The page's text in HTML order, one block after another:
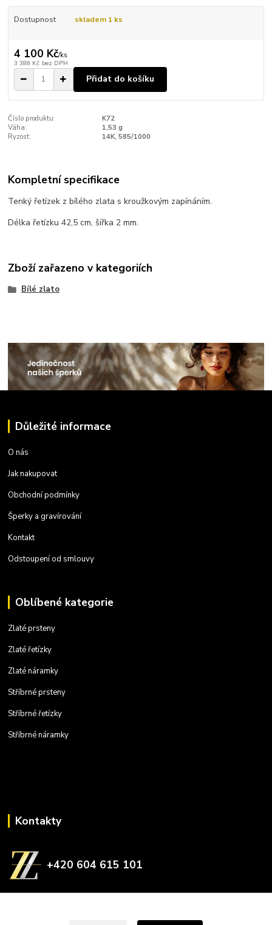
Dostupnost skladem 1 ks
4 100 Kč/ks
3 388 Kč bez DPH
Přidat do košíku
Číslo produktu:
K72
Váha:
1,53 g
Ryzost:
14K, 585/1000
Kompletní specifikace
Tenký řetízek z bílého zlata s kroužkovým zapínáním.
Délka řetízku 42,5 cm, šířka 2 mm.
Zboží zařazeno v kategoriích
Bílé zlato
Důležité informace
O nás
Jak nakupovat
Obchodní podmínky
Šperky a gravírování
Kontakt
Odstoupení od smlouvy
Oblíbené kategorie
Zlaté prsteny
Zlaté řetízky
Zlaté náramky
Stříbrné prsteny
Stříbrné řetízky
Stříbrné náramky
Kontakty
+420 604 615 101